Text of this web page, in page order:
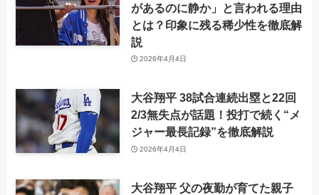
があるのに静か」と言われる理由
とは？印象に残る稀少性を徹底解
説
2026年4月4日
大谷翔平 38試合連続出塁と22回
2/3無失点が話題！投打で続く“メ
ジャー最長記録”を徹底解説
2026年4月4日
大谷翔平 父の夜勤が育てた親子